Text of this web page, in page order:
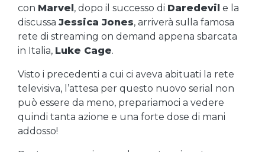
con Marvel, dopo il successo di Daredevil e la
discussa Jessica Jones, arriverà sulla famosa
rete di streaming on demand appena sbarcata
in Italia, Luke Cage.
Visto i precedenti a cui ci aveva abituati la rete
televisiva, l’attesa per questo nuovo serial non
può essere da meno, prepariamoci a vedere
quindi tanta azione e una forte dose di mani
addosso!